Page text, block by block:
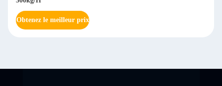
Obtenez le meilleur prix